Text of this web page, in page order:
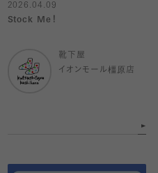
2026.04.09
Stock Me！
靴下屋
イオンモール橿原店